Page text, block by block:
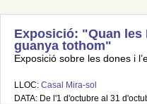
Exposició: "Quan les
guanya tothom"
Exposició sobre les dones i
LLOC: Casal Mira-sol
DATA: De l'1 d'octubre al 31